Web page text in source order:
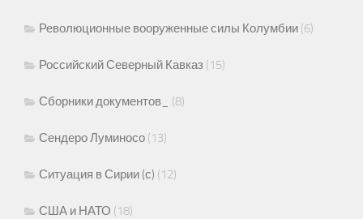
Революционные вооруженные силы Колумбии (6)
Российский Северный Кавказ (15)
Сборники документов_ (8)
Сендеро Луминосо (13)
Ситуация в Сирии (с) (12)
США и НАТО (18)